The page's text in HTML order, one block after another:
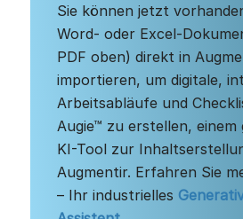
Sie können jetzt
Word- oder Excel-
PDF oben) direkt in
importieren, um digitale,
Arbeitsabläufe und
Augie™ zu erstellen, einem
KI-Tool zur
Augmentir. Erfahren Sie
– Ihr industrielles